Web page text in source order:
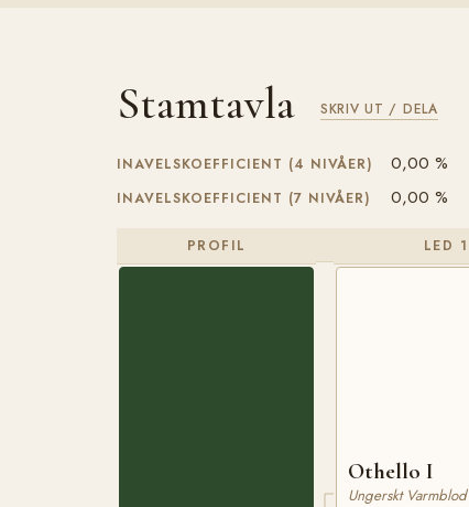
Stamtavla SKRIV UT / DELA
INAVELSKOEFFICIENT (4 NIVÅER) 0,00 %
INAVELSKOEFFICIENT (7 NIVÅER) 0,00 %
PROFIL LED 1
Othello I
Ungerskt Varmblod